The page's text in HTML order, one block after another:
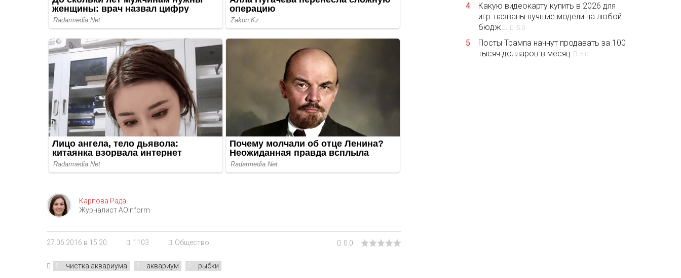
Карпова Рада
Журналист AOinform
27.06.2016 в 15:20 1103 Общество 0.0
чистка аквариума аквариум рыбки
4
Какую видеокарту купить в 2026 для
игр: названы лучшие модели на любой
бюдж...
5.0
5
Посты Трампа начнут продавать за 100
тысяч долларов в месяц
5.0